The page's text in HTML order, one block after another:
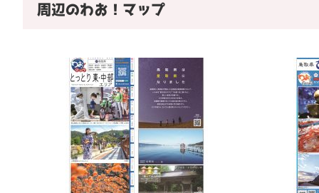
周辺のわお！マップ